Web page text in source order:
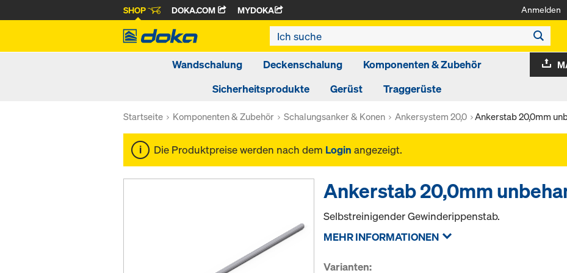
SHOP DOKA.COM MYDOKA Anmelden
Wandschalung Deckenschalung
Komponenten & Zubehör
Sicherheitsprodukte
Gerüst Traggerüste
Startseite Komponenten & Zubehör Schalungsanker & Konen Ankersystem 20,0 Ankerstab 20,0mm
Die Produktpreise werden nach dem Login angezeigt.
Ankerstab 20,0mm
Selbstreinigender Gewinderippenstab.
MEHR INFORMATIONEN
Varianten: